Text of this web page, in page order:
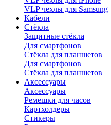
VLP чехлы для Samsung
Кабели
Стёкла
Защитные стёкла
Для смартфонов
Стёкла для планшетов
Для смартфонов
Стёкла для планшетов
Аксессуары
Аксессуары
Ремешки для часов
Картхолдеры
Стикеры